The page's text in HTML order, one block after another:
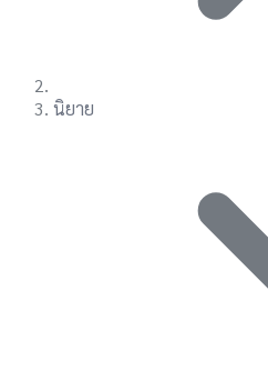
นิยาย